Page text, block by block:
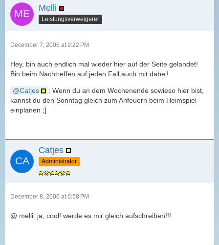
Melli
Leistungsverweigerer
December 7, 2006 at 9:22 PM
Hey, bin auch endlich mal wieder hier auf der Seite gelandet!
Bin beim Nachtreffen auf jeden Fall auch mit dabei!
Catjes
: Wenn du an dem Wochenende sowieso hier bist,
kannst du den Sonntag gleich zum Anfeuern beim Heimspiel
einplanen ;]
Catjes
Administrator
December 8, 2006 at 6:58 PM
@ melli: ja, cool! werde es mir gleich aufschreiben!!!